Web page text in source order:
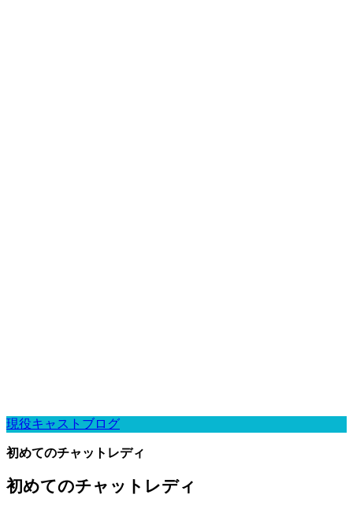
現役キャストブログ
初めてのチャットレディ
初めてのチャットレディ